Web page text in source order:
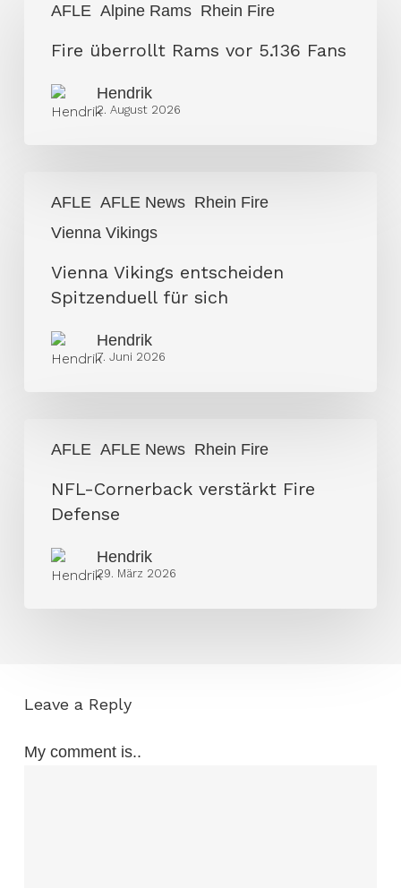
AFLE Alpine Rams Rhein Fire
überrollt
Rams
5.136
Fans
Fire überrollt Rams vor 5.136 Fans
Hendrik
2. August 2026
AFLE AFLE News Rhein Fire
Vienna Vikings
Vikings
entscheiden
Spitzenduell
Vienna Vikings entscheiden
Spitzenduell für sich
Hendrik
7. Juni 2026
AFLE AFLE News Rhein Fire
Cornerback
verstärkt
NFL-Cornerback verstärkt Fire
Defense
Hendrik
29. März 2026
Leave a Reply
My comment is..